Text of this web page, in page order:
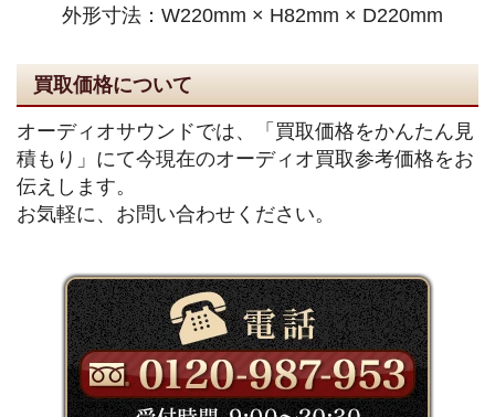
外形寸法：W220mm × H82mm × D220mm
買取価格について
オーディオサウンドでは、「買取価格をかんたん見
積もり」にて今現在のオーディオ買取参考価格をお
伝えします。
お気軽に、お問い合わせください。